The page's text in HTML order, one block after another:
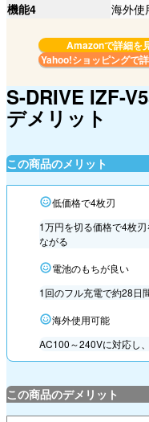
機能4
海外使
Amazonで詳細を
Yahoo!ショッピングで
S-DRIVE IZF-
デメリット
この商品のメリット
低価格で4枚刃
1万円を切る価格で4枚
ながる
電池のもちが良い
1回のフル充電で約28日
海外使用可能
AC100～240Vに対応し
この商品のデメリット